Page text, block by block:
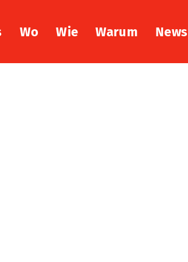
Wo Wie Warum News